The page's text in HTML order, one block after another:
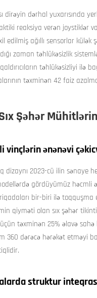
dirəyin dərhal yuxarısında
reaksiya verən joystiklər
edilmiş ağıllı sensorlar külək
zaman təhlükəsizlik
qaldırıcıların təhlükəsizliyi
təxminən 42 faiz
Şəhər
vinçlərin ənənəvi
dizaynı 2023-cü ilin
gördüyümüz həcmli
bir-biri ilə toqquşma
qiyməti olan sıx şəhər
təxminən 25% əlavə
dərəcə hərəkət etməyi
struktur